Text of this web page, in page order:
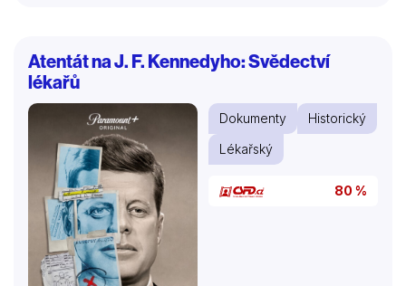
Atentát na J. F. Kennedyho: Svědectví
lékařů
Dokumenty
Historický
Lékařský
80 %